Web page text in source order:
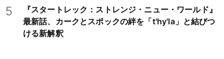
5
『スタートレック：ストレンジ・ニュー・ワールド』
最新話、カークとスポックの絆を「t'hy'la」と結びつ
ける新解釈